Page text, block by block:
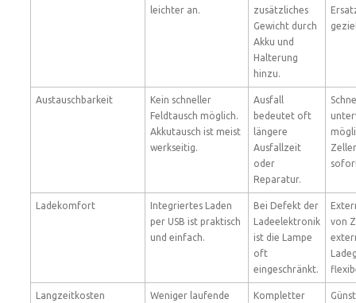
leichter an.
zusätzliches
Gewicht durch
Akku und
Halterung
hinzu.
Austauschbarkeit
Kein schneller
Feldtausch möglich.
Akkutausch ist meist
werkseitig.
Ausfall
bedeutet oft
längere
Ausfallzeit
oder
Reparatur.
Ladekomfort
Integriertes Laden
per USB ist praktisch
und einfach.
Bei Defekt der
Ladeelektronik
ist die Lampe
oft
eingeschränkt.
von
Langzeitkosten
Weniger laufende
Kompletter